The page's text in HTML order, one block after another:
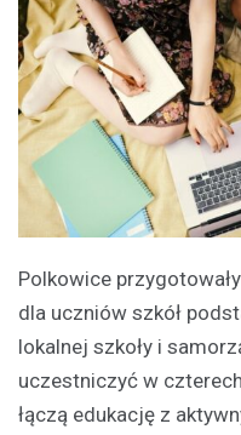
Polkowice
dla uczniów szkół
lokalnej szkoły i
uczestniczyć w
łączą edukację z